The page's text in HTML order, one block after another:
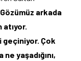
arkada
atıyor.
Çok
yaşadığını,